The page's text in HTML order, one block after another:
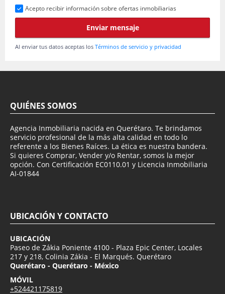
Acepto recibir información sobre ofertas inmobiliarias
Enviar mensaje
Al enviar tus datos aceptas los Términos de servicio y privacidad
QUIÉNES SOMOS
Agencia Inmobiliaria nacida en Querétaro. Te brindamos
servicio profesional de la más alta calidad en todo lo
referente a los Bienes Raíces. La ética es nuestra bandera.
Si quieres Comprar, Vender y/o Rentar, somos la mejor
opción. Con Certificación EC0110.01 y Licencia Inmobiliaria
AI-01844
UBICACIÓN Y CONTACTO
UBICACIÓN
Paseo de Zákia Poniente 4100 - Plaza Epic Center, Locales
217 y 218, Colinia Zákia - El Marqués. Querétaro
Querétaro - Querétaro - México
MÓVIL
+524421175819